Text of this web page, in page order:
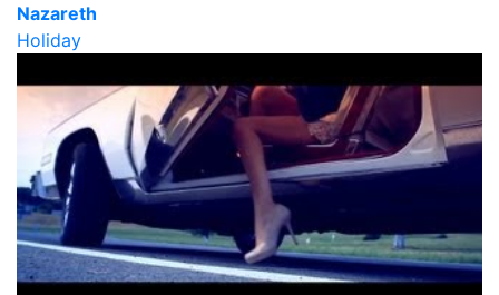
Nazareth
Holiday